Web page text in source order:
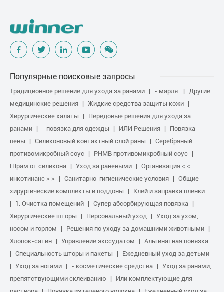
Популярные поисковые запросы
Традиционное решение для ухода за ранами - марля.
Другие
медицинские решения
Жидкие средства защиты кожи
Хирургические халаты
Передовые решения для ухода за
ранами
- повязка для одежды ИЛИ Решения
Повязка
пены
Силиконовый контактный слой раны
Серебряный
противомикробный соус
PHMB противомикробный соус
Шрам от силикона
Уход за ранеными
Организация < <
инкотинанс > >
Санитарно-гигиенические условия
Общие
хирургические комплекты и поддоны
Клей и заправка пленки
1. Очистка помещений
Супер абсорбирующая повязка
Хирургические шторы
Персональный уход
Уход за ухом,
носом и горлом
Решения по уходу за домашними животными
Хлопок-сатин
Управление экссудатом
Альгинатная повязка
Специальность шторы и пакеты
Ежедневный уход за детьми
Уход за ногами
- косметические средства
Уход за ранами,
препятствующими склеиванию
Или комплектующие для